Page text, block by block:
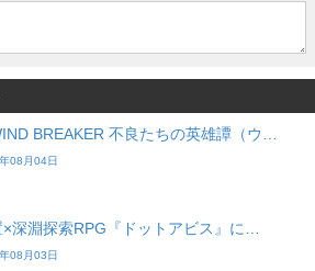
BREAKER 不良たちの英雄譚（ウ…
08月04日
×深淵探索RPG『ドットアビス』に…
08月03日